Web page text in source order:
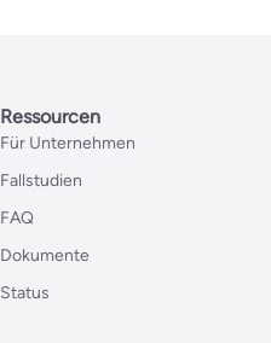
Ressourcen
Für Unternehmen
Fallstudien
FAQ
Dokumente
Status